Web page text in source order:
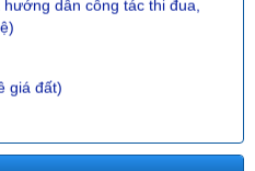
đất)
“Khách sạn tiêu biểu không